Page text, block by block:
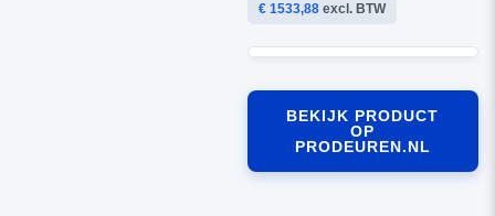
€ 1533,88excl. BTW
BEKIJK PRODUCT
OP
PRODEUREN.NL